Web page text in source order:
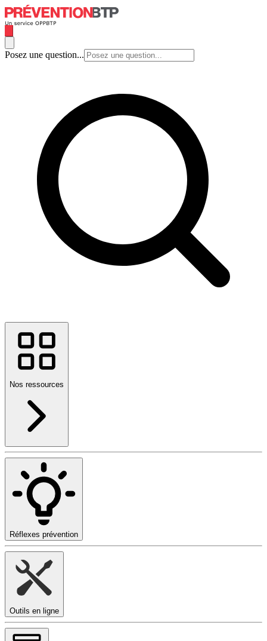
Posez une question...
Nos ressources
Réflexes prévention
Outils en ligne